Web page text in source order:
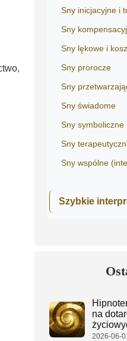
Sny inicjacyjne i
Sny
Sny lękowe i
Sny prorocze
Sny
Sny świadome
Sny symboliczne
Sny
Sny wspólne
Szybkie
na
2026-06-